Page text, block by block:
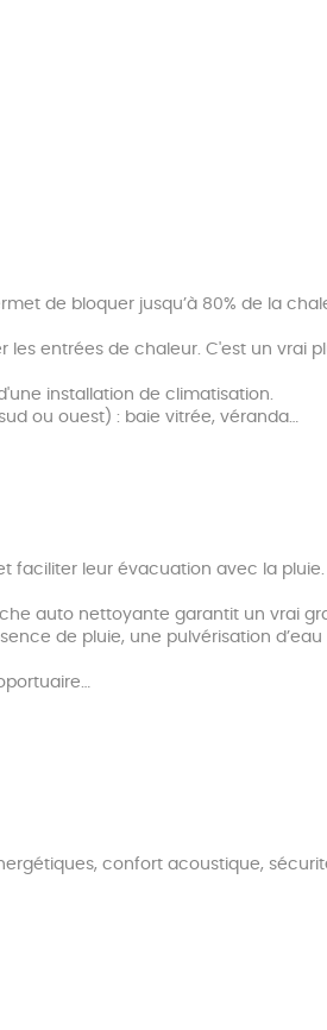
de bloquer jusqu’à 80% de la
entrées de chaleur. C'est un vrai
installation de climatisation.
ou ouest) : baie vitrée, véranda…
faciliter leur évacuation avec la
auto nettoyante garantit un vrai
de pluie, une pulvérisation
confort acoustique,